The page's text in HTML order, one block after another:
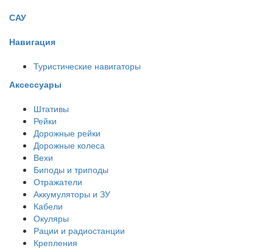
САУ
Навигация
Туристические навигаторы
Аксессуары
Штативы
Рейки
Дорожные рейки
Дорожные колеса
Вехи
Биподы и триподы
Отражатели
Аккумуляторы и ЗУ
Кабели
Окуляры
Рации и радиостанции
Крепления